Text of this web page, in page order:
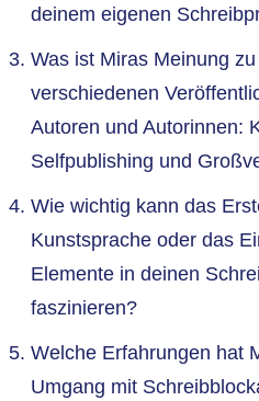
deinem eigenen
Was ist Miras Meinung
verschiedenen
Autoren und Autorinnen:
Selfpublishing und
Wie wichtig kann das
Kunstsprache oder das
Elemente in deinen
faszinieren?
Welche Erfahrungen hat
Umgang mit